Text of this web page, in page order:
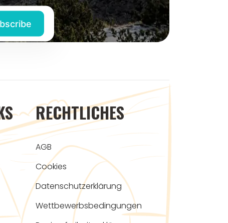
RECHTLICHES
AGB
Cookies
Datenschutzerklärung
Wettbewerbsbedingungen